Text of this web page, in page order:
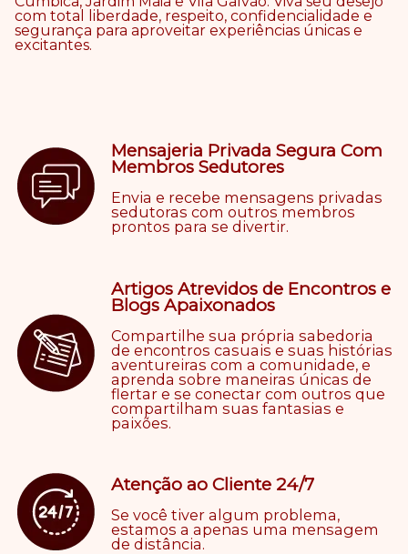
com total liberdade, respeito, confidencialidade e
segurança para aproveitar experiências únicas e
excitantes.
Mensajeria Privada Segura Com
Membros Sedutores
Envia e recebe mensagens privadas
sedutoras com outros membros
prontos para se divertir.
Artigos Atrevidos de Encontros e
Blogs Apaixonados
Compartilhe sua própria sabedoria
de encontros casuais e suas histórias
aventureiras com a comunidade, e
aprenda sobre maneiras únicas de
flertar e se conectar com outros que
compartilham suas fantasias e
paixões.
Atenção ao Cliente 24/7
Se você tiver algum problema,
estamos a apenas uma mensagem
de distância.